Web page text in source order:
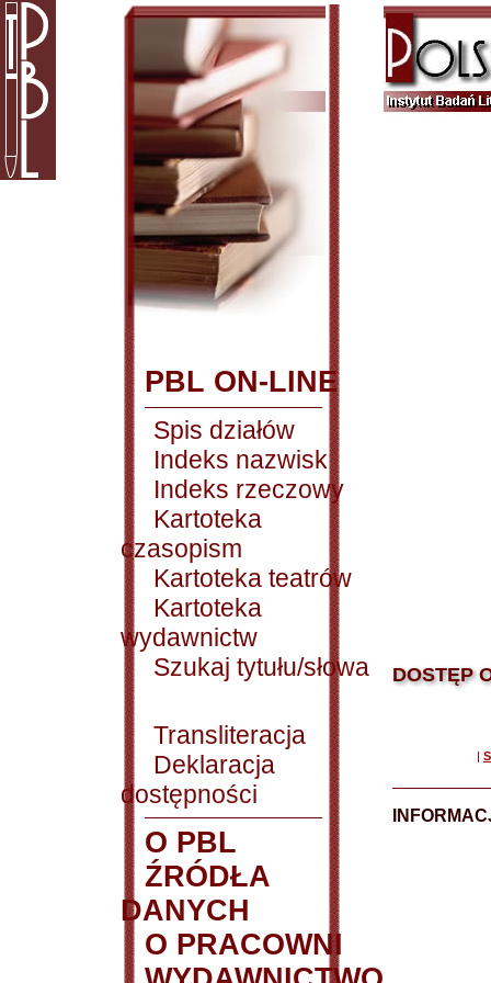
PBL ON-LINE
Spis działów
Indeks nazwisk
Indeks rzeczowy
Kartoteka
czasopism
Kartoteka teatrów
Kartoteka
wydawnictw
Szukaj tytułu/słowa
Transliteracja
Deklaracja
dostępności
O PBL
ŹRÓDŁA
DANYCH
O PRACOWNI
DOSTĘP
|